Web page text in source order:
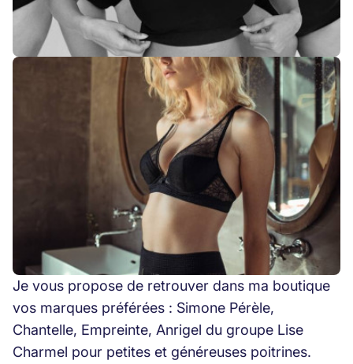
Je vous propose de retrouver dans ma boutique
vos marques préférées : Simone Pérèle,
Chantelle, Empreinte, Anrigel du groupe Lise
Charmel pour petites et généreuses poitrines.